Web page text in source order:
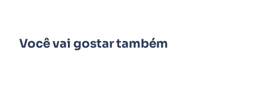
Você vai gostar também